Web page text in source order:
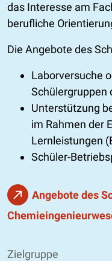
das Interesse am
berufliche
Die Angebote des
Laborversuche
Schülergruppen
Unterstützung
im Rahmen der
Lernleistungen
Schüler-
Angebote des
Zielgruppe